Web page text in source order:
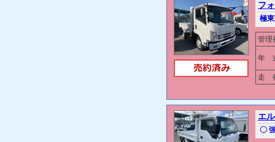
フ
極
管理
年
走
エ
〇